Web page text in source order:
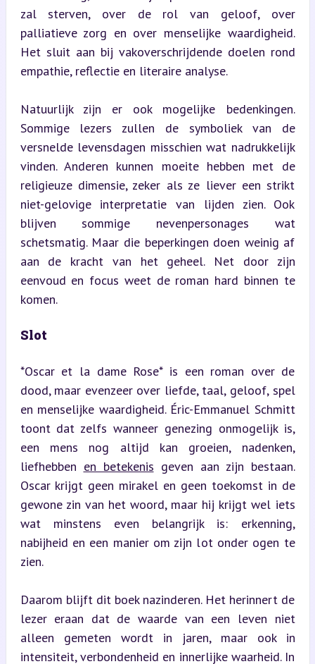
zal sterven, over de rol van geloof, over
palliatieve zorg en over menselijke waardigheid.
Het sluit aan bij vakoverschrijdende doelen rond
empathie, reflectie en literaire analyse.
Natuurlijk zijn er ook mogelijke bedenkingen.
Sommige lezers zullen de symboliek van de
versnelde levensdagen misschien wat nadrukkelijk
vinden. Anderen kunnen moeite hebben met de
religieuze dimensie, zeker als ze liever een strikt
niet-gelovige interpretatie van lijden zien. Ook
blijven sommige nevenpersonages wat
schetsmatig. Maar die beperkingen doen weinig af
aan de kracht van het geheel. Net door zijn
eenvoud en focus weet de roman hard binnen te
komen.
Slot
*Oscar et la dame Rose* is een roman over de
dood, maar evenzeer over liefde, taal, geloof, spel
en menselijke waardigheid. Éric-Emmanuel Schmitt
toont dat zelfs wanneer genezing onmogelijk is,
een mens nog altijd kan groeien, nadenken,
liefhebben en betekenis geven aan zijn bestaan.
Oscar krijgt geen mirakel en geen toekomst in de
gewone zin van het woord, maar hij krijgt wel iets
wat minstens even belangrijk is: erkenning,
nabijheid en een manier om zijn lot onder ogen te
zien.
Daarom blijft dit boek nazinderen. Het herinnert de
lezer eraan dat de waarde van een leven niet
alleen gemeten wordt in jaren, maar ook in
intensiteit, verbondenheid en innerlijke waarheid. In